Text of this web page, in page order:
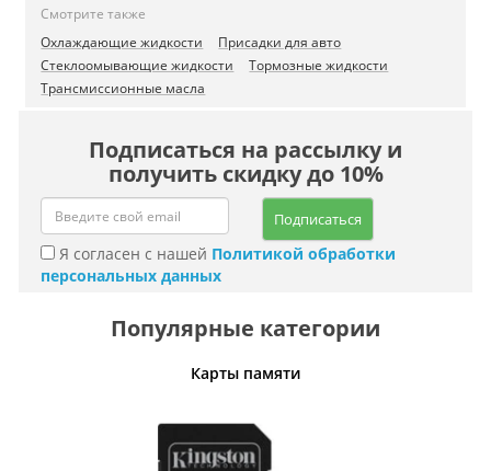
Смотрите также
Охлаждающие жидкости
Присадки для авто
Стеклоомывающие жидкости
Тормозные жидкости
Трансмиссионные масла
Подписаться на рассылку и
получить скидку до 10%
Подписаться
Я согласен с нашей Политикой обработки
персональных данных
Популярные категории
Карты памяти